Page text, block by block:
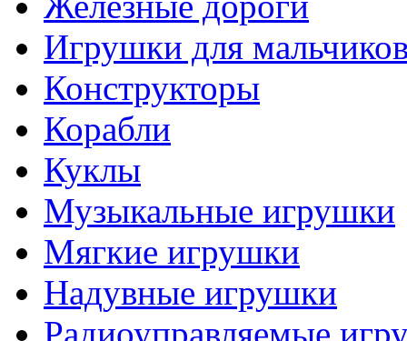
Игрушки для
Конструкторы
Корабли
Куклы
Музыкальные игрушки
Мягкие игрушки
Надувные игрушки